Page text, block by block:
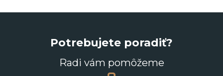
Potrebujete poradiť?
Radi vám pomôžeme